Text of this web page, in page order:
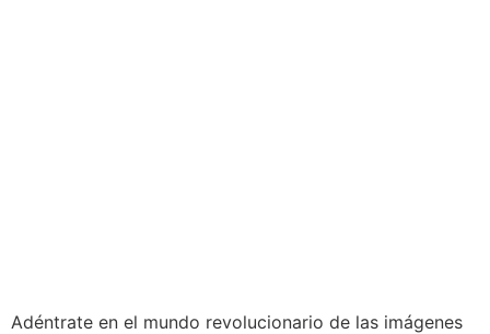
Adéntrate en el mundo revolucionario de las imágenes